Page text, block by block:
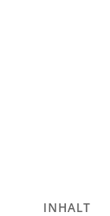
INHALT